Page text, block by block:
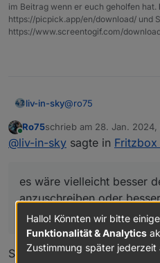
im Beitrag wenn er euch geholfen hat.
https://picpick.app/en/download/ und
https://www.screentogif.com/
liv-in-sky@ro75
es wäre vielleicht
anzuschreiben oder
@foxthefox scheint
Online
Ro75schrieb am 28. Jan. 2024,
zuletzt editiert von
@liv-in-sky sagte in Fritzbox
es wäre vielleicht besser
anzuschreiben oder
aufmachen
Schon erledigt. Es sollten
Hallo! Könnten wir bitte
Funktionalität & Analytics
Zustimmung später